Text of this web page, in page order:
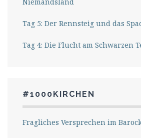
Tag 5: Der Rennsteig und das
Tag 4: Die Flucht am Schwarzen
#1000KIRCHEN
Fragliches Versprechen im